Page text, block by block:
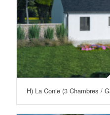
H) La Conie (3 Chambres /